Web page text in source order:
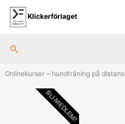
innehåll
Klickerförlaget
Sök
Onlinekurser – hundträning på distans
BLI MEDLEM!